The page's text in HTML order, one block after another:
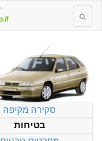
סקירה מקיפה
בטיחות